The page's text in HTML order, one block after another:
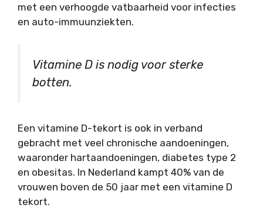
met een verhoogde vatbaarheid voor infecties
en auto-immuunziekten.
Vitamine D is nodig voor sterke
botten.
Een vitamine D-tekort is ook in verband
gebracht met veel chronische aandoeningen,
waaronder hartaandoeningen, diabetes type 2
en obesitas. In Nederland kampt 40% van de
vrouwen boven de 50 jaar met een vitamine D
tekort.